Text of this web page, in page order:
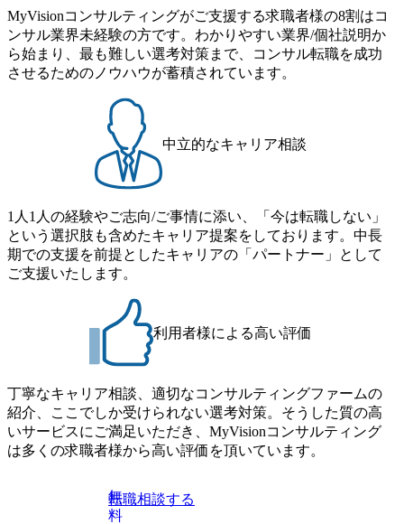
で主体的に動ける方 ・年齢にこだわらず、アドバイスを素
直に受け取れる方 ・推進力のある方
6年8月23日(日)にSustainable SCM SU 1day選考会を開催いた
します。 当SUは「GlobalでのSCM構築」や「物流・調達コ
ストの構造改革」といった伝統的なテーマに留まらずクラ
イアントがこれから取組むべき「グリーントランスフォー
った社会課題やテーマに対して、グローバル知見と最新の
事例などを基に企業の構造改革と社会価値の創造の取り組
みを行うプロフェッショナルチームです。 今回1day選考対
象となるポジションは下記となります。 ・コンサルタント
(調達改革・設備O&M)【SCS SU】 ・コンサルタント(ECM/
流改革/需給プロセス改革)【SSC SU】 ・SCM/ECMデータ・
プロセス分析・AI活用_Sustainable SCM Strategy Unit(Strategy
Consultant職)≪東京・大阪≫ ・コンサルタント(SCS SUオー
プンポジション)【SCS SU】 ※当日は全体での会社説明な
どはなく、個別選考のみの実施を予定しています ※1名あた
りの拘束時間は1時間～最大2時間半程度を想定しています
※1次面接と最終面接の間をなるべく空けないよう調整して
おりますが、調整が叶わないケースもございます オンライ
ン 書類選考通過者
食事などのカジュアルな交流、実際のプロジェクトのケー
ススタディ、1対1の模擬面接等、複数のセッションを約1か
月の期間に渡り行い、選考にご参加いただきます。コンサ
ルタント未経験の方でも、戦略コンサルタントの具体的な
仕事内容からお話をさせていただきますので、戦略コンサ
ルティングにご興味をお持ちの方は、この機会にぜひご応
にはWebテストを8月20日までに受験いただきます ・8月21
日までにプログラム参加者をご案内します ・初回プログラ
ム : 8月29日(土)10:00～13:30 @ベイン東京オフィス(六本木)
・プログラム期間中はコンサルタントとの食事会、プロジ
ェクトのご紹介、ケースワークショップなどを実施します
・10月17日(土)開催の選考会にて採用面接を実施する予定で
す ※ご都合が合わない方は別途調整いたします 初回プロ
ラインまたはオフラインの実施 ※東京オフィスのみのご応
募となります。他オフィス希望を含めたご応募はお受けい
たしかねますのでご了承ください ● フルタイムでの職務経
歴を2年以上お持ちの方で、東京オフィスのコンサルタント
ポジションに応募意思がある方 ● 英語・日本語ともにビジ
ネスレベルの方 ※日本語が母国語でない方は日本語能力
試験N1またはそれ相当の上級レベルの日本語力(会話・読解
力)
MyVisionコンサルティングがご支援する求職者様の8割はコ
ンサル業界未経験の方です。わかりやすい業界/個社説明か
ら始まり、最も難しい選考対策まで、コンサル転職を成功
させるためのノウハウが蓄積されています。
中立的なキャリア相談
1人1人の経験やご志向/ご事情に添い、「今は転職しない」
という選択肢も含めたキャリア提案をしております。中長
期での支援を前提としたキャリアの「パートナー」として
ご支援いたします。
利用者様による高い評価
丁寧なキャリア相談、適切なコンサルティングファームの
紹介、ここでしか受けられない選考対策。そうした質の高
いサービスにご満足いただき、MyVisionコンサルティング
は多くの求職者様から高い評価を頂いています。
無
料
転職相談する